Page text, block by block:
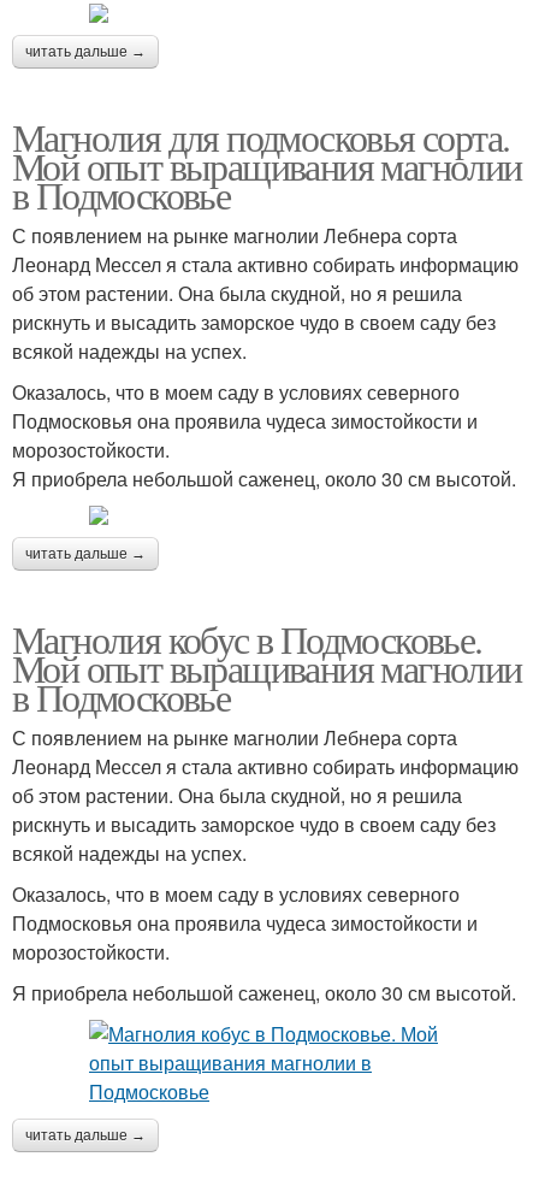
читать дальше →
Магнолия для подмосковья сорта.
Мой опыт выращивания магнолии
в Подмосковье
С появлением на рынке магнолии Лебнера сорта
Леонард Мессел я стала активно собирать информацию
об этом растении. Она была скудной, но я решила
рискнуть и высадить заморское чудо в своем саду без
всякой надежды на успех.
Оказалось, что в моем саду в условиях северного
Подмосковья она проявила чудеса зимостойкости и
морозостойкости.
Я приобрела небольшой саженец, около 30 см высотой.
читать дальше →
Магнолия кобус в Подмосковье.
Мой опыт выращивания магнолии
в Подмосковье
С появлением на рынке магнолии Лебнера сорта
Леонард Мессел я стала активно собирать информацию
об этом растении. Она была скудной, но я решила
рискнуть и высадить заморское чудо в своем саду без
всякой надежды на успех.
Оказалось, что в моем саду в условиях северного
Подмосковья она проявила чудеса зимостойкости и
морозостойкости.
Я приобрела небольшой саженец, около 30 см высотой.
читать дальше →